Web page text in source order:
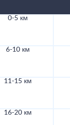
0-5 км
6-10 км
11-15 км
16-20 км